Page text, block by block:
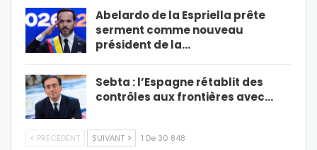
Abelardo de la Espriella prête
serment comme nouveau
président de la…
Sebta : l’Espagne rétablit des
contrôles aux frontières avec…
PRÉCÉDENT SUIVANT 1 De 30 848